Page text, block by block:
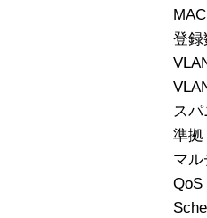
登録
ス
準拠
マ
QoS